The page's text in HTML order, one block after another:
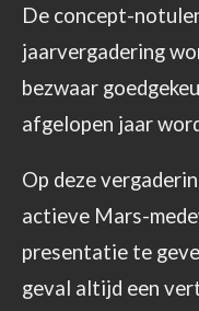
De concept-
jaarvergadering
bezwaar
afgelopen jaar
Op deze
actieve Mars-
presentatie te
geval altijd een